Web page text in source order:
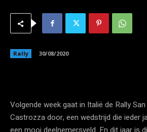
Rally 30/08/2020
Volgende week gaat in Italië de Rally
Castrozza door, een wedstrijd die ieder